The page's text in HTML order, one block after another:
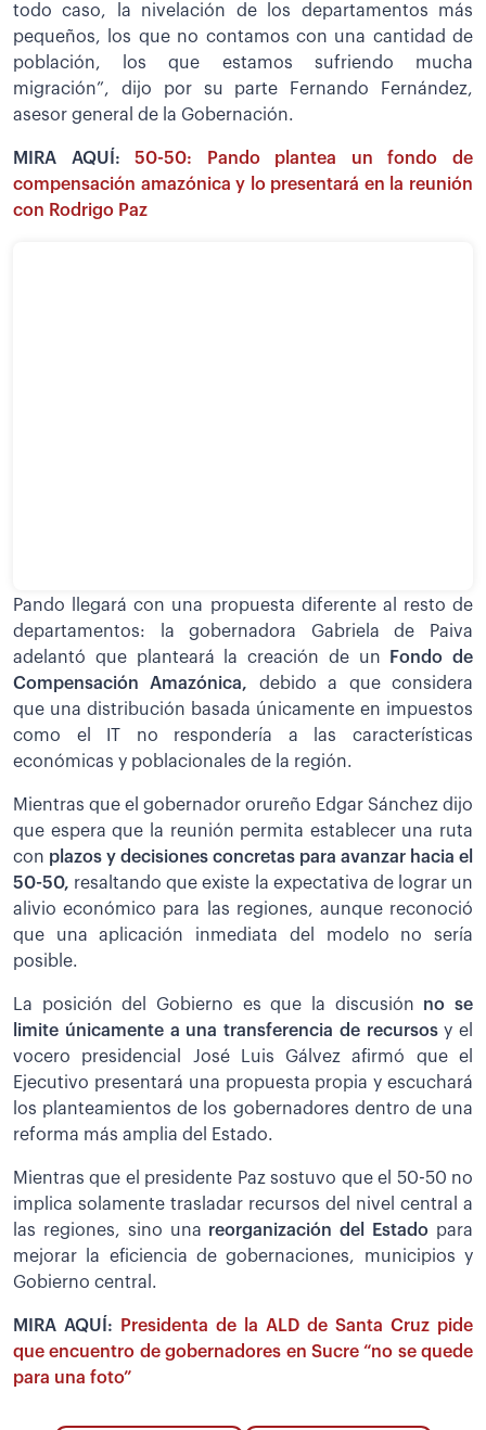
todo caso, la nivelación de los departamentos más
pequeños, los que no contamos con una cantidad de
población, los que estamos sufriendo mucha
migración”, dijo por su parte Fernando Fernández,
asesor general de la Gobernación.
MIRA AQUÍ:50-50: Pando plantea un fondo de
compensación amazónica y lo presentará en la reunión
con Rodrigo Paz
Pando llegará con una propuesta diferente al resto de
departamentos: la gobernadora Gabriela de Paiva
adelantó que planteará la creación de un
Fondo de
Compensación Amazónica, debido a que considera
que una distribución basada únicamente en impuestos
como el IT no respondería a las características
económicas y poblacionales de la región.
Mientras que el gobernador orureño Edgar Sánchez dijo
que espera que la reunión permita establecer una ruta
con plazos y decisiones concretas para avanzar hacia el
50-50, resaltando que existe la expectativa de lograr un
alivio económico para las regiones, aunque reconoció
que una aplicación inmediata del modelo no sería
posible.
La posición del Gobierno es que la discusión no se
limite únicamente a una transferencia de recursosy el
vocero presidencial José Luis Gálvez afirmó que el
Ejecutivo presentará una propuesta propia y escuchará
los planteamientos de los gobernadores dentro de una
reforma más amplia del Estado.
Mientras que el presidente Paz sostuvo que el 50-50 no
implica solamente trasladar recursos del nivel central a
las regiones, sino una reorganización del Estado para
mejorar la eficiencia de gobernaciones, municipios y
Gobierno central.
MIRA AQUÍ:
Presidenta de la ALD de Santa Cruz pide
que encuentro de gobernadores en Sucre “no se quede
para una foto”